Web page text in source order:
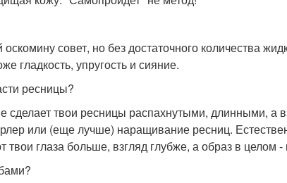
совет, но без достаточного количества
гладкость, упругость и сияние.
ресницы?
сделает твои ресницы распахнутыми, длинными, а
или (еще лучше) наращивание ресниц.
твои глаза больше, взгляд глубже, а образ в целом -